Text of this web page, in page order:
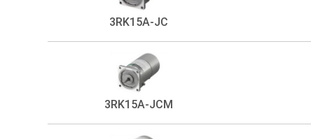
3RK15A-JC
3RK15A-JCM